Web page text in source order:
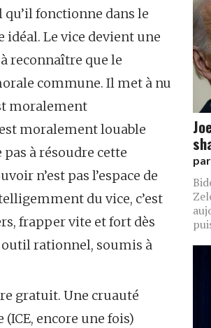
fonctionne dans le
Le vice devient une
reconnaître que le
commune. Il met à nu
moralement
moralement louable
à résoudre cette
n’est pas l’espace de
du vice, c’est
frapper vite et fort dès
outil rationnel, soumis à
gratuit. Une cruauté
encore une fois)
par